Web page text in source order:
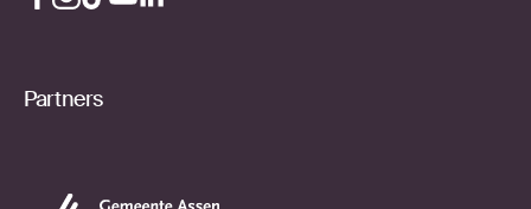
Partners